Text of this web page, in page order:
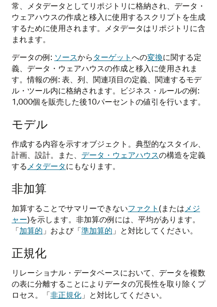
常、メタデータとしてリポジトリに格納され、データ・
ウェアハウスの作成と移入に使用するスクリプトを生成
するために使用されます。メタデータはリポジトリに含
まれます。
データの例: ソースからターゲットへの変換に関する定
義、データ・ウェアハウスの作成と移入に使用されま
す。情報の例: 表、列、関連項目の定義、関連するモデ
ル・ツール内に格納されます。ビジネス・ルールの例:
1,000個を販売した後10パーセントの値引を行います。
モデル
作成する内容を示すオブジェクト。典型的なスタイル、
計画、設計。また、 データ・ウェアハウスの構造を定義
する メタデータにもなります。
非加算
加算することでサマリーできないファクト(または メジ
ャー)を示します。非加算の例には、平均があります。
「加算的 」および「準加算的 」と対比してください。
正規化
リレーショナル・データベースにおいて、データを複数
の表に分離することによりデータの冗長性を取り除くプ
ロセス。「非正規化 」と対比してください。